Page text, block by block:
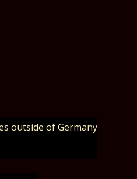
outside of Germany